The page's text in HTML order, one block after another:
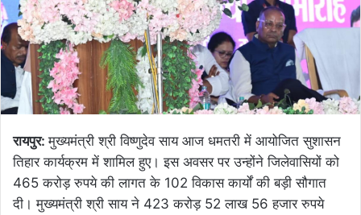
रायपुर:मुख्यमंत्री श्री विष्णुदेव साय आज धमतरी में आयोजित सुशासन
तिहार कार्यक्रम में शामिल हुए। इस अवसर पर उन्होंने जिलेवासियों को
465 करोड़ रुपये की लागत के 102 विकास कार्यों की बड़ी सौगात
दी। मुख्यमंत्री श्री साय ने 423 करोड़ 52 लाख 56 हजार रुपये